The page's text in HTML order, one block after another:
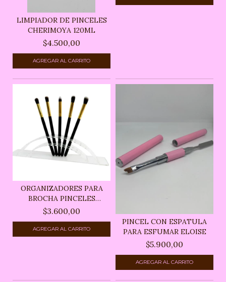
LIMPIADOR DE PINCELES
CHERIMOYA 120ML
$4.500,00
ORGANIZADORES PARA
BROCHA PINCELES
ACRIL...
$3.600,00
PINCEL CON ESPATULA
PARA ESFUMAR ELOISE
$5.900,00